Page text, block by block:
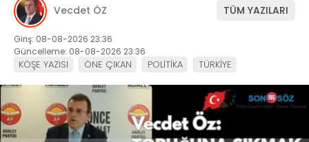
Vecdet ÖZ TÜM YAZILARI
Giriş: 08-08-2026 23:36
Güncelleme: 08-08-2026 23:36
KÖŞE YAZISI ÖNE ÇIKAN POLİTİKA TÜRKİYE